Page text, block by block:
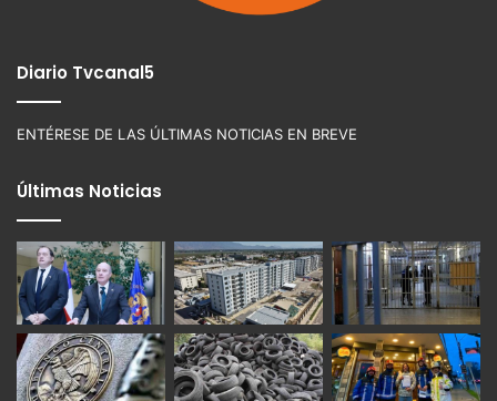
Diario Tvcanal5
ENTÉRESE DE LAS ÚLTIMAS NOTICIAS EN BREVE
Últimas Noticias